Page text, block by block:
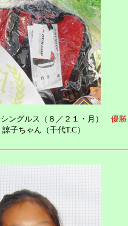
ングルス（８／２１・月） 優勝
子ちゃん（千代T.C）